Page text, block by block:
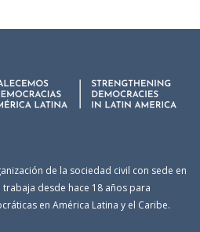
de la sociedad civil con sede en
desde hace 18 años para
en América Latina y el Caribe.